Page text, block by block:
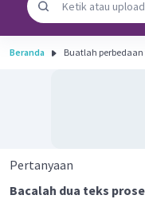
Beranda Buatlah
Pertanyaan
Bacalah dua teks